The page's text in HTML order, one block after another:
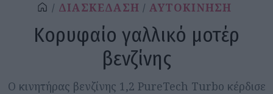
ΔΙΑΣΚΕΔΑΣΗ ΑΥΤΟΚΙΝΗΣΗ
Κορυφαίο γαλλικό μοτέρ
βενζίνης
Ο κινητήρας βενζίνης 1,2 PureTech Turbo κέρδισε